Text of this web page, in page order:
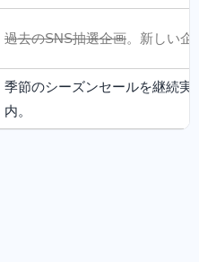
過去のSNS抽選企画。新しい企
季節のシーズンセールを継続
内。